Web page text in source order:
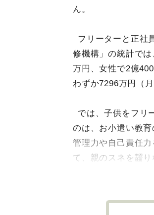
ん。
フリーターと正社
修機構」の統計で
万円、女性で2億
わずか7296万円（
では、子供をフリ
のは、お小遣い教
管理力や自己責任
て、親のスネを齧